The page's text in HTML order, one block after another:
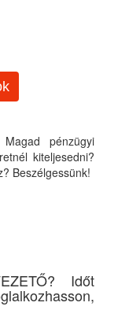
pénzügyi
kiteljesedni?
Beszélgessünk!
Időt